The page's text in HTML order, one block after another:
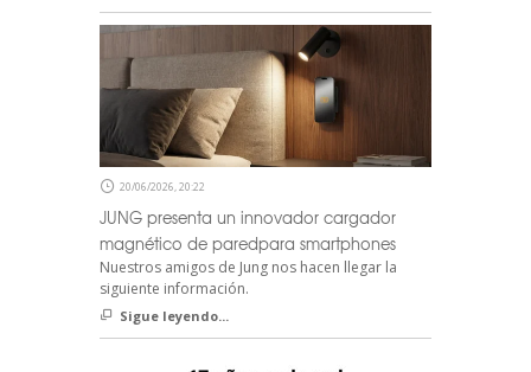
20/06/2026, 20:22
JUNG presenta un innovador cargador
magnético de paredpara smartphones
Nuestros amigos de Jung nos hacen llegar la
siguiente información.
Sigue leyendo...